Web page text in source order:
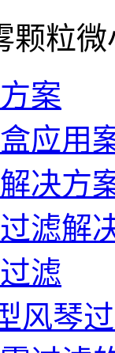
颗粒微
案
应用
决方
滤解
滤
风琴